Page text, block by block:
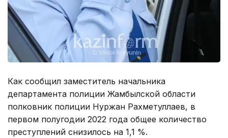
Как сообщил заместитель начальника
департамента полиции Жамбылской области
полковник полиции Нуржан Рахметуллаев, в
первом полугодии 2022 года общее количество
преступлений снизилось на 1,1 %.